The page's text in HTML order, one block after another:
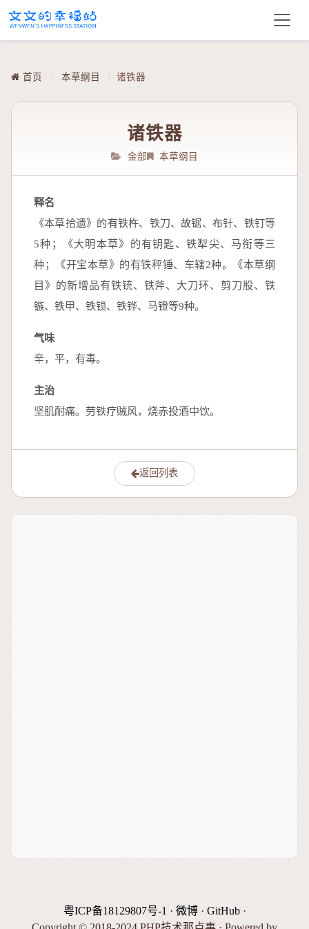
首页 / 本草纲目 / 诸铁器
诸铁器
金部 本草纲目
释名
《本草拾遗》的有铁杵、铁刀、故锯、布针、铁钉等
5种；《大明本草》的有钥匙、铁犁尖、马衔等三
种；《开宝本草》的有铁秤锤、车辖2种。《本草纲
目》的新增品有铁铳、铁斧、大刀环、剪刀股、铁
镞、铁甲、铁锁、铁铧、马镫等9种。
气味
辛，平，有毒。
主治
坚肌耐痛。劳铁疗贼风，烧赤投酒中饮。
返回列表
粤ICP备18129807号-1 · 微博· GitHub·